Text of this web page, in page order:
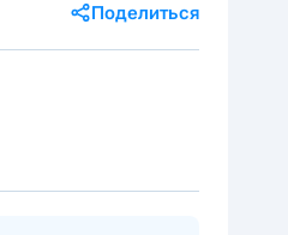
Поделиться